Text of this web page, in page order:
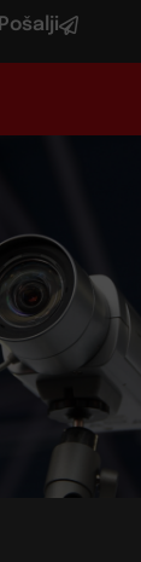
Pošalji